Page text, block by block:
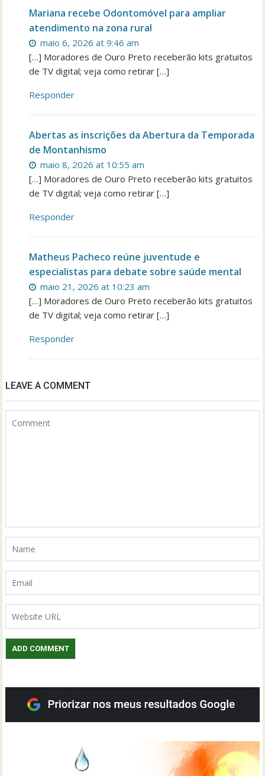
Mariana recebe Odontomóvel para ampliar
atendimento na zona rural
maio 6, 2026 at 9:46 am
[…] Moradores de Ouro Preto receberão kits gratuitos
de TV digital; veja como retirar […]
Responder
Abertas as inscrições da Abertura da Temporada
de Montanhismo
maio 8, 2026 at 10:55 am
[…] Moradores de Ouro Preto receberão kits gratuitos
de TV digital; veja como retirar […]
Responder
Matheus Pacheco reúne juventude e
especialistas para debate sobre saúde mental
maio 21, 2026 at 10:23 am
[…] Moradores de Ouro Preto receberão kits gratuitos
de TV digital; veja como retirar […]
Responder
LEAVE A COMMENT